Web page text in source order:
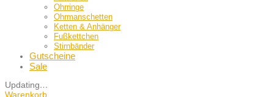
Ohrringe
Ohrmanschetten
Ketten & Anhänger
Fußkettchen
Stirnbänder
Gutscheine
Sale
Updating…
Warenkorb